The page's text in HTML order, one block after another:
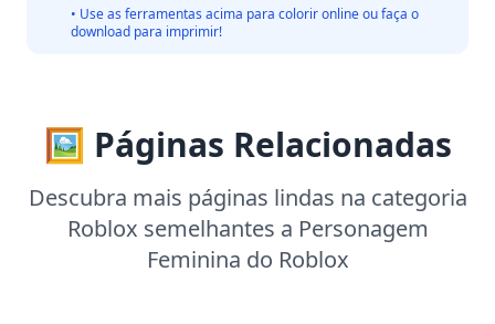
• Use as ferramentas acima para colorir online ou faça o
download para imprimir!
🖼️ Páginas Relacionadas
Descubra mais páginas lindas na categoria
Roblox semelhantes a Personagem
Feminina do Roblox